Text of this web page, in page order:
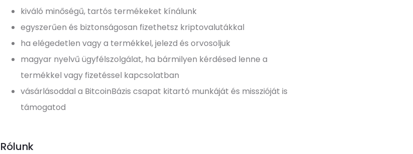
kiváló minőségű, tartós termékeket kínálunk
egyszerűen és biztonságosan fizethetsz kriptovalutákkal
ha elégedetlen vagy a termékkel, jelezd és orvosoljuk
magyar nyelvű ügyfélszolgálat, ha bármilyen kérdésed lenne a
termékkel vagy fizetéssel kapcsolatban
vásárlásoddal a BitcoinBázis csapat kitartó munkáját és misszióját is
támogatod
Rólunk